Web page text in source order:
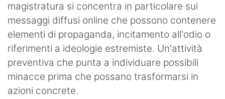
magistratura si concentra in particolare sui
messaggi diffusi online che possono contenere
elementi di propaganda, incitamento all'odio o
riferimenti a ideologie estremiste. Un'attività
preventiva che punta a individuare possibili
minacce prima che possano trasformarsi in
azioni concrete.